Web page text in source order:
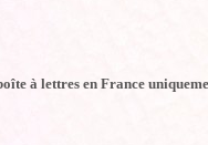
à lettres en France